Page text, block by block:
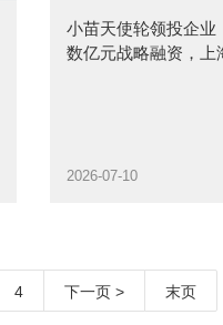
小苗天使轮领投企业
数亿元战略融资，上
2026-07-10
4 下一页 > 末页